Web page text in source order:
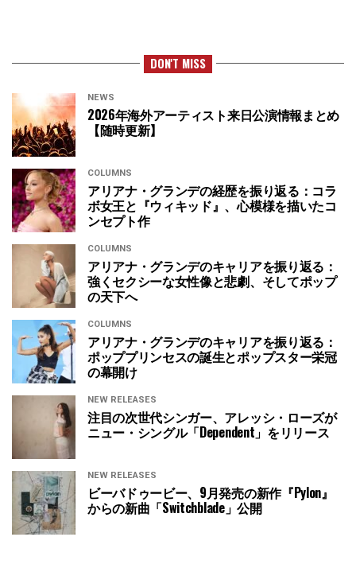
DON'T MISS
NEWS
2026年海外アーティスト来日公演情報まとめ
【随時更新】
COLUMNS
アリアナ・グランデの経歴を振り返る：コラ
ボ女王と『ウィキッド』、心模様を描いたコ
ンセプト作
COLUMNS
アリアナ・グランデのキャリアを振り返る：
強くセクシーな女性像と悲劇、そしてポップ
の天下へ
COLUMNS
アリアナ・グランデのキャリアを振り返る：
ポッププリンセスの誕生とポップスター栄冠
の幕開け
NEW RELEASES
注目の次世代シンガー、アレッシ・ローズが
ニュー・シングル「Dependent」をリリース
NEW RELEASES
ビーバドゥービー、9月発売の新作『Pylon』
からの新曲「Switchblade」公開